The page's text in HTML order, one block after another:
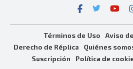
Términos de Uso
Aviso
Derecho de Réplica
Quiénes
Suscripción
Política de